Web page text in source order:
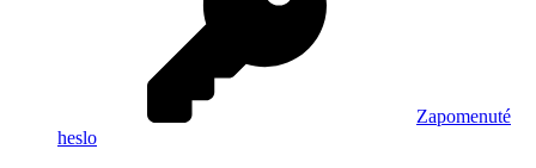
Zapomenuté
heslo